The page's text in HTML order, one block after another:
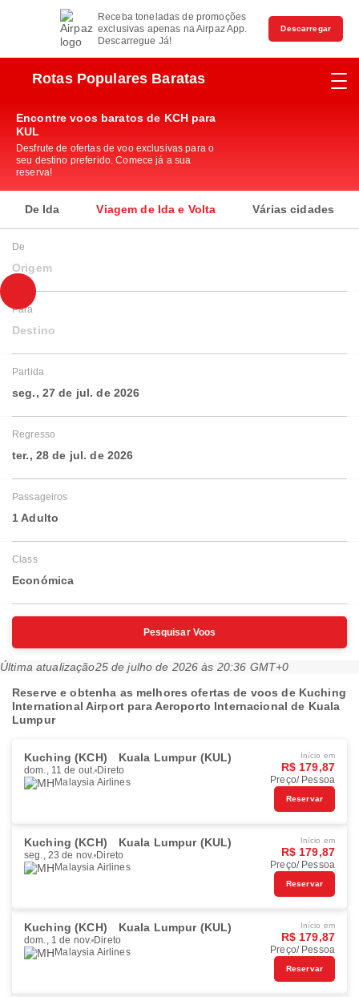
Receba toneladas de promoções
exclusivas apenas na Airpaz App.
Descarregue Já!
Descarregar
Rotas Populares Baratas
Encontre voos baratos de KCH para
KUL
Desfrute de ofertas de voo exclusivas para o
seu destino preferido. Comece já a sua
reserva!
De Ida Viagem de Ida e Volta Várias cidades
De
Origem
Para
Destino
Partida
seg., 27 de jul. de 2026
Regresso
ter., 28 de jul. de 2026
Passageiros
1 Adulto
Class
Económica
Pesquisar Voos
Última atualização25 de julho de 2026 às 20:36 GMT+0
Reserve e obtenha as melhores ofertas de voos de Kuching
International Airport para Aeroporto Internacional de Kuala
Lumpur
Kuching (KCH) Kuala Lumpur (KUL)
dom., 11 de out. Direto
Malaysia Airlines
Início em
R$ 179,87
Preço/ Pessoa
Reservar
Kuching (KCH) Kuala Lumpur (KUL)
seg., 23 de nov. Direto
Malaysia Airlines
Início em
R$ 179,87
Preço/ Pessoa
Reservar
Kuching (KCH) Kuala Lumpur (KUL)
dom., 1 de nov. Direto
Malaysia Airlines
Início em
R$ 179,87
Preço/ Pessoa
Reservar